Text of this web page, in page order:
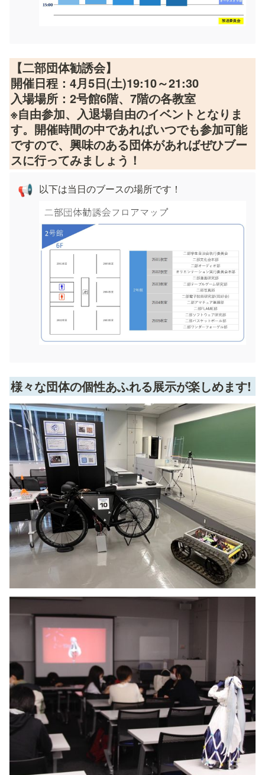
【二部団体勧誘会】
開催日程：4月5日(土)19:10～21:30
入場場所：2号館6階、7階の各教室
※自由参加、入退場自由のイベントとなりま
す。開催時間の中であればいつでも参加可能
ですので、興味のある団体があればぜひブー
スに行ってみましょう！
📢
様々な団体の個性あふれる展示が楽しめます!